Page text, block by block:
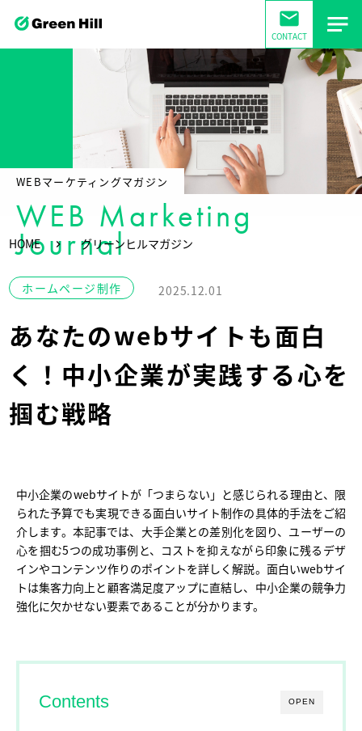
mail
CONTACT
WEBマーケティングマガジン
WEB Marketing
Journal
HOME グリーンヒルマガジン
ホームページ制作 2025.12.01
あなたのwebサイトも面白
く！中小企業が実践する心を
掴む戦略
中小企業のwebサイトが「つまらない」と感じられる理由と、限
られた予算でも実現できる面白いサイト制作の具体的手法をご紹
介します。本記事では、大手企業との差別化を図り、ユーザーの
心を掴む5つの成功事例と、コストを抑えながら印象に残るデザ
インやコンテンツ作りのポイントを詳しく解説。面白いwebサイ
トは集客力向上と顧客満足度アップに直結し、中小企業の競争力
強化に欠かせない要素であることが分かります。
OPEN
Contents